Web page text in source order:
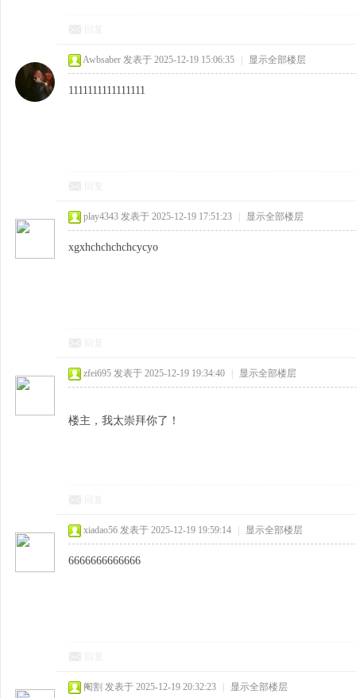
Awbsaber 发表于 2025-12-19 15:06:35 显示全部楼层
1111111111111111
play4343 发表于 2025-12-19 17:51:23 显示全部楼层
xgxhchchchchcycyo
zfei695 发表于 2025-12-19 19:34:40 显示全部楼层
楼主，我太崇拜你了！
xiadao56 发表于 2025-12-19 19:59:14 显示全部楼层
6666666666666
阉割 发表于 2025-12-19 20:32:23 显示全部楼层